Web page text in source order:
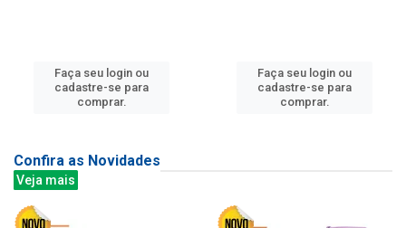
Faça seu login ou
cadastre-se para
comprar.
Faça seu login ou
cadastre-se para
comprar.
Confira as Novidades
Veja mais